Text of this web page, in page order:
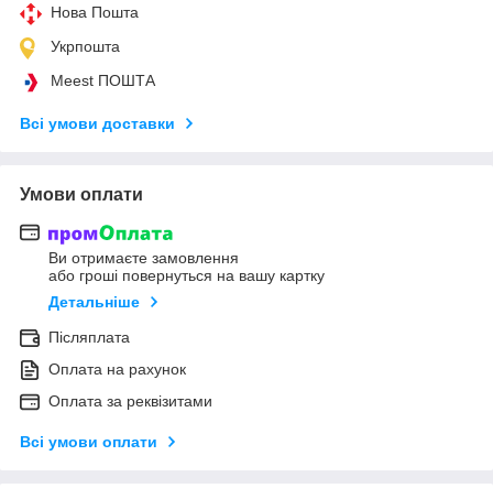
Нова Пошта
Укрпошта
Meest ПОШТА
Всі умови доставки
Умови оплати
Ви отримаєте замовлення
або гроші повернуться на вашу картку
Детальніше
Післяплата
Оплата на рахунок
Оплата за реквізитами
Всі умови оплати